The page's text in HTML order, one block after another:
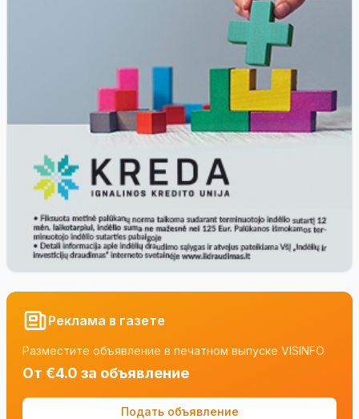
Реклама в газете
Разместите объявление в печатном выпуске VISINFO
От €4.0 за объявление
Подать объявление